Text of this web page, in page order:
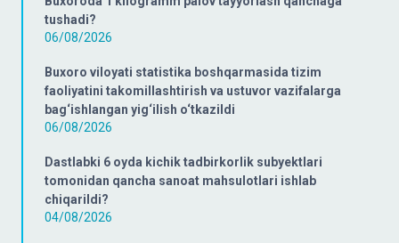
tushadi?
06/08/2026
Buxoro viloyati statistika boshqarmasida tizim
faoliyatini takomillashtirish va ustuvor vazifalarga
bag‘ishlangan yig‘ilish o‘tkazildi
06/08/2026
Dastlabki 6 oyda kichik tadbirkorlik subyektlari
tomonidan qancha sanoat mahsulotlari ishlab
chiqarildi?
04/08/2026